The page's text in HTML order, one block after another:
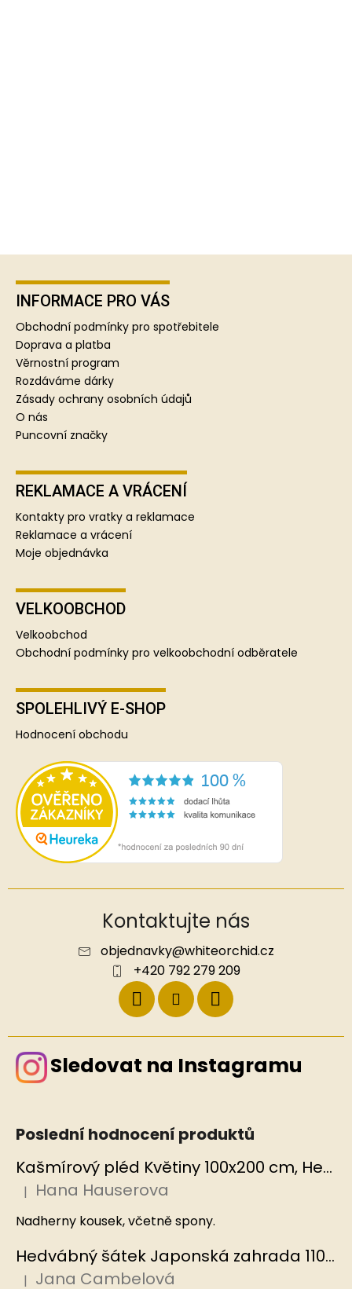
Z
INFORMACE PRO VÁS
Obchodní podmínky pro spotřebitele
Doprava a platba
Věrnostní program
Rozdáváme dárky
Zásady ochrany osobních údajů
O nás
Puncovní značky
REKLAMACE A VRÁCENÍ
Kontakty pro vratky a reklamace
Reklamace a vrácení
Moje objednávka
VELKOOBCHOD
Velkoobchod
Obchodní podmínky pro velkoobchodní odběratele
SPOLEHLIVÝ E-SHOP
Hodnocení obchodu
Kontaktujte nás
objednavky@whiteorchid.cz
+420 792 279 209
Sledovat na Instagramu
Poslední hodnocení produktů
Kašmírový pléd Květiny 100x200 cm, Hedvábný svět
Hodnocení produktu je 5 z 5 hvězdiček.
| Hana Hauserova
Nadherny kousek, včetně spony.
Hedvábný šátek Japonská zahrada 110x110 cm v dárkovém balení, HEDVÁBNÝ SVĚT
| Jana Cambelová